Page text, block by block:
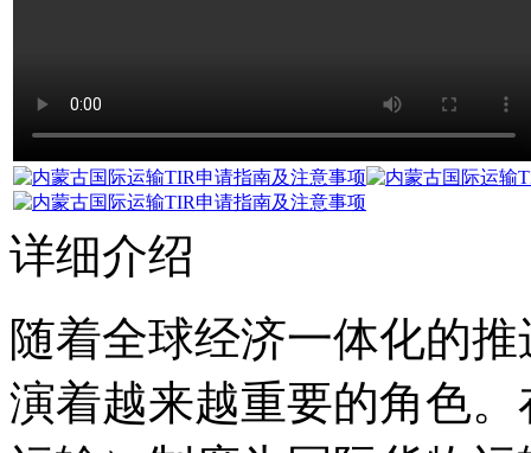
详细介绍
随着全球经济一体化的
演着越来越重要的角色